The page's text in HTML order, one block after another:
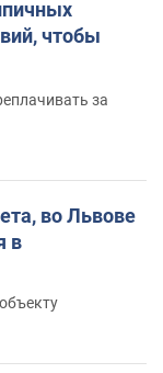
чтобы
за
во Львове
в